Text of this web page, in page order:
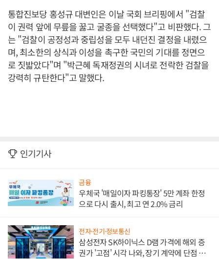
통합진보당 홍성규 대변인은 이날 국회 브리핑에서 "검찰
이 권력 앞에 무릎을 꿇고 굴종을 선택했다"고 비판했다. 그
는 "검찰이 공정성과 중립성을 모두 내던진 결정을 내렸으
며, 최소한의 상식과 이성을 촉구한 국민의 기대를 정면으
로 짓밟았다"며 "박근혜 독재정권의 시녀로 전락한 검찰을
강력히 규탄한다"고 말했다.
인기기사
금융
우체국 '매일이자 파킹통장' 5만 계좌 한정
으로 다시 출시, 최고 연 2.0% 금리
전자·전기·정보통신
삼성전자 SK하이닉스 D램 가격에 해외 증
권가 '고점' 시각 나와, 장기 계약에 단점 부